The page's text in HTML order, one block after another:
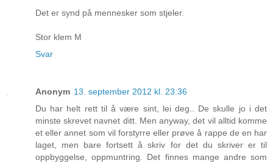
Det er synd på mennesker som stjeler.
Stor klem M
Svar
Anonym 13. september 2012 kl. 23:36
Du har helt rett til å være sint, lei deg.. De skulle jo i det
minste skrevet navnet ditt. Men anyway, det vil alltid komme
et eller annet som vil forstyrre eller prøve å rappe de en har
laget, men bare fortsett å skriv for det du skriver er til
oppbyggelse, oppmuntring. Det finnes mange andre som